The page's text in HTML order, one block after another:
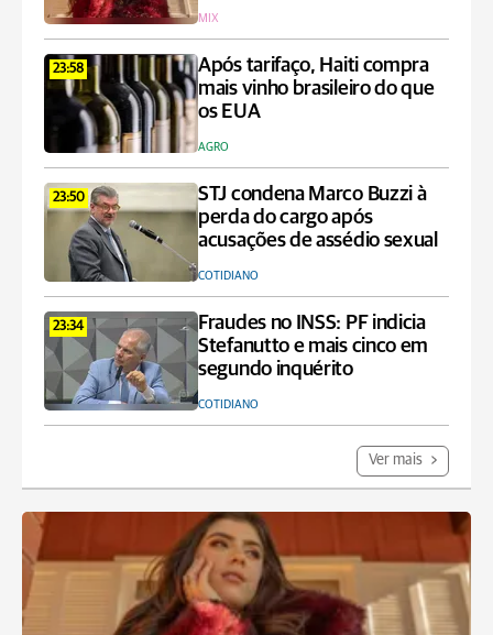
MIX
23:58
Após tarifaço, Haiti compra
mais vinho brasileiro do que
os EUA
AGRO
23:50
STJ condena Marco Buzzi à
perda do cargo após
acusações de assédio sexual
COTIDIANO
23:34
Fraudes no INSS: PF indicia
Stefanutto e mais cinco em
segundo inquérito
COTIDIANO
Ver mais